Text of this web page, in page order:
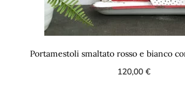
Portamestoli smaltato rosso e bianco
120,00€